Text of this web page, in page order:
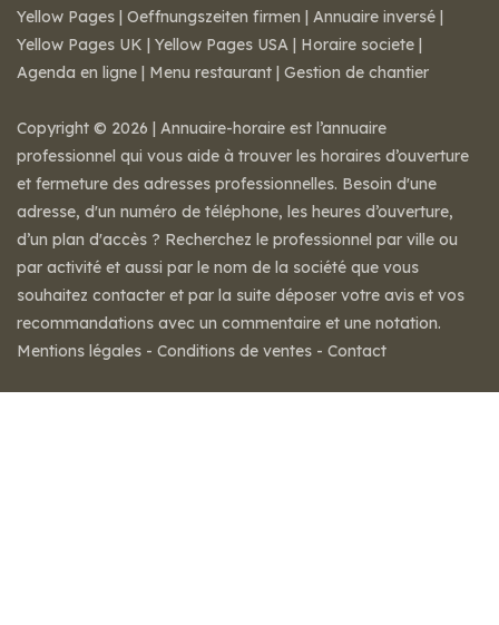
Yellow Pages | Oeffnungszeiten firmen | Annuaire inversé |
Yellow Pages UK | Yellow Pages USA | Horaire societe |
Agenda en ligne | Menu restaurant | Gestion de chantier
Copyright © 2026 | Annuaire-horaire est l’annuaire
professionnel qui vous aide à trouver les horaires d’ouverture
et fermeture des adresses professionnelles. Besoin d'une
adresse, d'un numéro de téléphone, les heures d’ouverture,
d’un plan d'accès ? Recherchez le professionnel par ville ou
par activité et aussi par le nom de la société que vous
souhaitez contacter et par la suite déposer votre avis et vos
recommandations avec un commentaire et une notation.
Mentions légales - Conditions de ventes - Contact